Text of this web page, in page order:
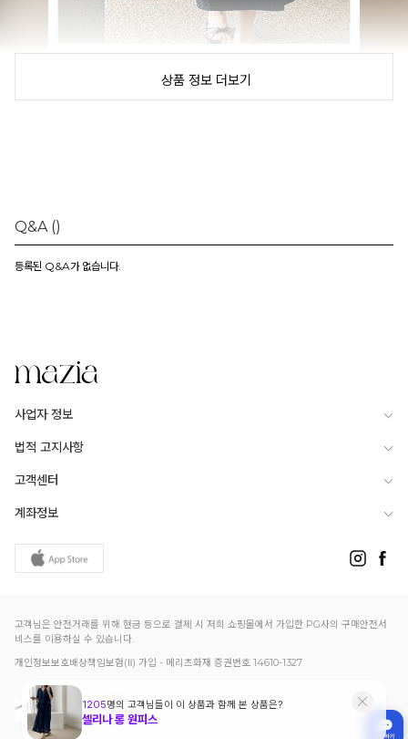
상품 정보 더보기
Q&A ()
등록된 Q&A가 없습니다.
사업자 정보
법적 고지사항
고객센터
계좌정보
고객님은 안전거래를 위해 현금 등으로 결제 시 저희 쇼핑몰에서 가입한 PG사의 구매안전서
비스를 이용하실 수 있습니다.
개인정보보호배상책임보험(Ⅱ) 가입 - 메리츠화재 증권번호 14610-1327